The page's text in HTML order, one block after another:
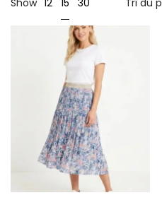
Show 12 30